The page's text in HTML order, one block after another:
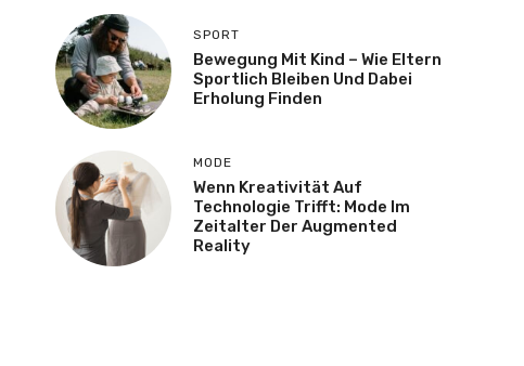
SPORT
Bewegung Mit Kind – Wie Eltern
Sportlich Bleiben Und Dabei
Erholung Finden
MODE
Wenn Kreativität Auf
Technologie Trifft: Mode Im
Zeitalter Der Augmented
Reality